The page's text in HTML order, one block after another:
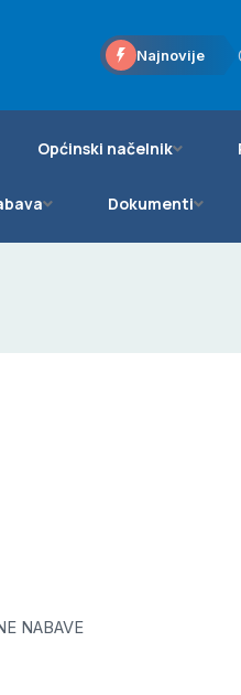
Najnovije
Općinski načelnik
Dokumenti
NABAVE